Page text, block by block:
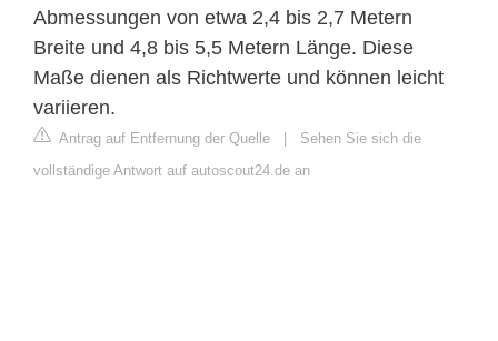
Abmessungen von etwa 2,4 bis 2,7 Metern
Breite und 4,8 bis 5,5 Metern Länge. Diese
Maße dienen als Richtwerte und können leicht
variieren.
Antrag auf Entfernung der Quelle | Sehen Sie sich die
vollständige Antwort auf autoscout24.de an